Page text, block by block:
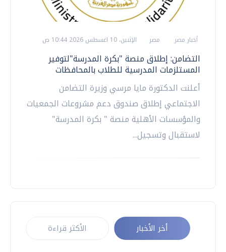
أخبار مصر مصر الإثنين، 10 اغسطس 2026 10:44 ص
التضامن: إطلاق منصة "بكرة المدرسة"لتوفير
المستلزمات المدرسية للطلاب بالمحافظات
أعلنت الدكتورة مايا مرسي وزيرة التضامن
الاجتماعي إطلاق صندوق دعم مشروعات الجمعيات
والمؤسسات الأهلية منصة " بكرة المدرسة"
لاستقبال وتسجيل...
أخر الأخبار الأكثر قراءة